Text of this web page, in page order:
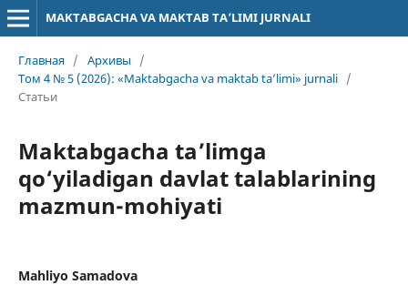
MAKTABGACHA VA MAKTAB TA’LIMI JURNALI
Главная / Архивы
/
Том 4 № 5 (2026): «Maktabgacha va maktab ta’limi» jurnali /
Статьи
Maktabgacha ta’limga
qo‘yiladigan davlat talablarining
mazmun-mohiyati
Mahliyo Samadova